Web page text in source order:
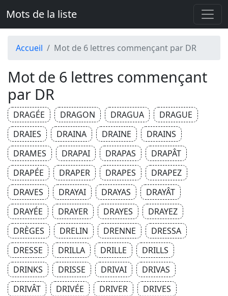
Mots de la liste
Accueil Mot de 6 lettres commençant par DR
Mot de 6 lettres commençant
par DR
DRAGÉE DRAGON DRAGUA
DRAGUE
DRAIES
DRAINA DRAINE
DRAINS
DRAMES
DRAPAI DRAPAS
DRAPÂT
DRAPÉE
DRAPER DRAPES
DRAPEZ
DRAVES
DRAYAI DRAYAS
DRAYÂT
DRAYÉE
DRAYER DRAYES
DRAYEZ
DRÈGES
DRELIN DRENNE
DRESSA
DRESSE
DRILLA DRILLE
DRILLS
DRINKS
DRISSE DRIVAI
DRIVAS
DRIVÂT
DRIVÉE DRIVER
DRIVES